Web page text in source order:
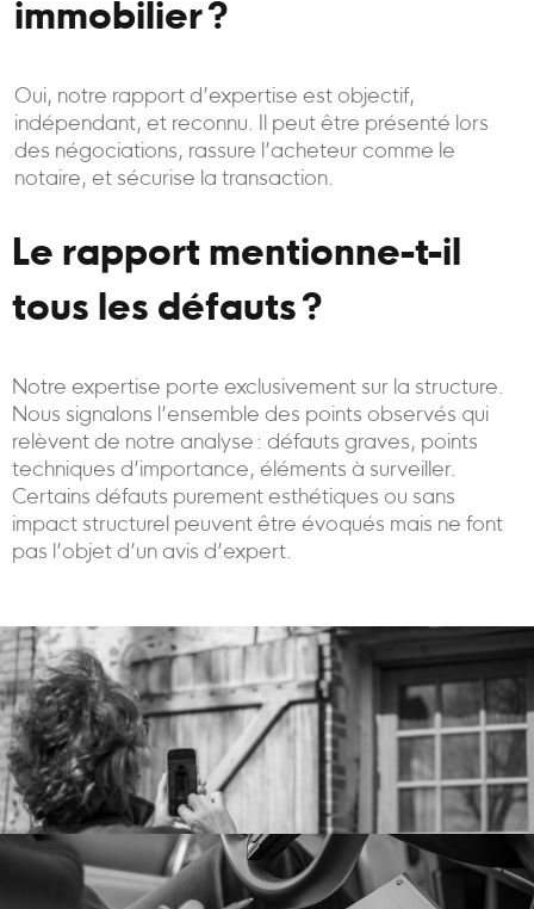
immobilier ?
Oui, notre rapport d’expertise est objectif,
indépendant, et reconnu. Il peut être présenté lors
des négociations, rassure l’acheteur comme le
notaire, et sécurise la transaction.
Le rapport mentionne-t-il
tous les défauts ?
Notre expertise porte exclusivement sur la structure.
Nous signalons l’ensemble des points observés qui
relèvent de notre analyse : défauts graves, points
techniques d’importance, éléments à surveiller.
Certains défauts purement esthétiques ou sans
impact structurel peuvent être évoqués mais ne font
pas l’objet d’un avis d’expert.